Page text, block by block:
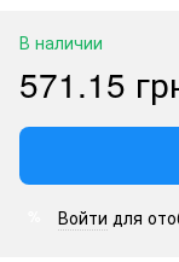
В наличии
571.15
Войти для